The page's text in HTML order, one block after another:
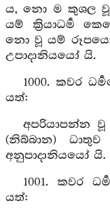
ය, නො ම කුශල වූ
යම් ක්‍රියාධර්‍ම
නො වූ යම්
උපාදානියයෝ යි.
1000. කවර
යත්:
අපරියාපන්න වූ
(නිබ්බාන)
අනුපාදානියයෝ යි.
1001. කවර
යත්: